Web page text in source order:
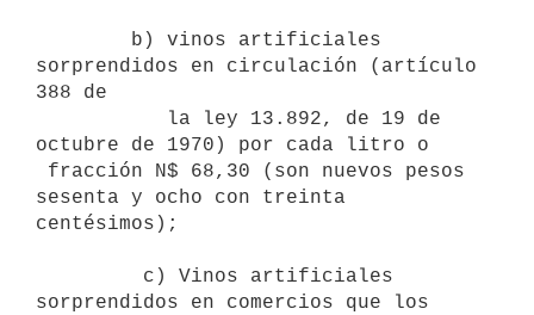
sorprendidos en circulación (artículo
388 de
octubre de 1970) por cada litro o
sesenta y ocho con treinta
centésimos);
sorprendidos en comercios que los